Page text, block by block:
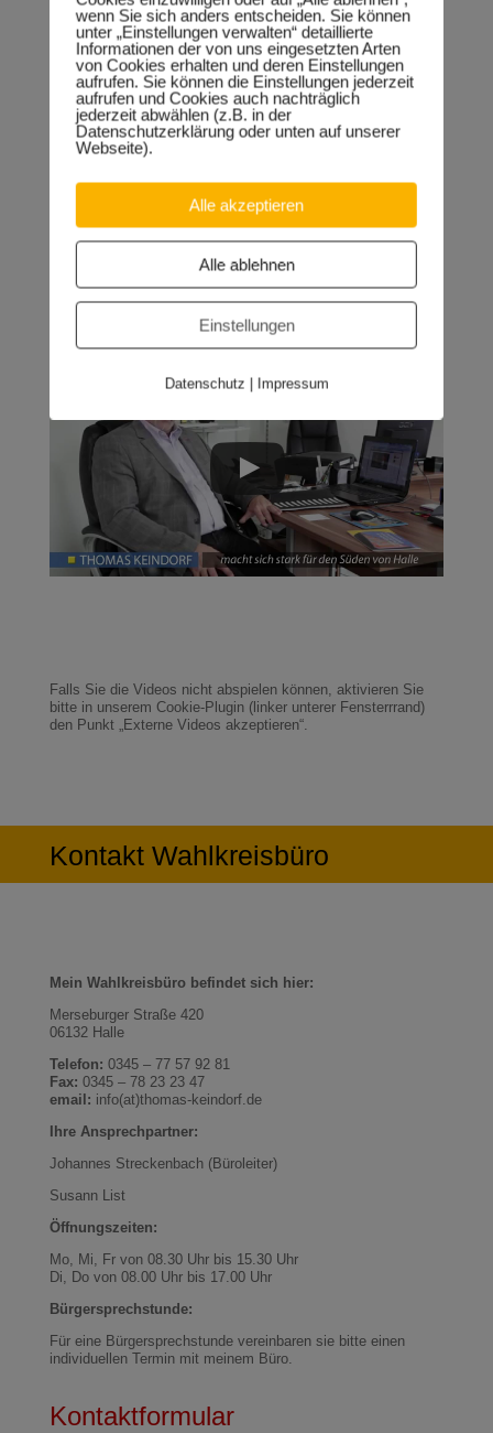
Einblick in meine politische Arbeit
im Jahr 2014
Falls Sie die Videos nicht abspielen können, aktivieren Sie
bitte in unserem Cookie-Plugin (linker unterer Fensterrrand)
den Punkt „Externe Videos akzeptieren“.
Kontakt Wahlkreisbüro
Mein Wahlkreisbüro befindet sich hier:
Merseburger Straße 420
06132 Halle
Telefon: 0345 – 77 57 92 81
Fax: 0345 – 78 23 23 47
email: info(at)thomas-keindorf.de
Ihre Ansprechpartner:
Johannes Streckenbach (Büroleiter)
Susann List
Öffnungszeiten:
Mo, Mi, Fr von 08.30 Uhr bis 15.30 Uhr
Di, Do von 08.00 Uhr bis 17.00 Uhr
Bürgersprechstunde:
Für eine Bürgersprechstunde vereinbaren sie bitte einen
individuellen Termin mit meinem Büro.
Kontaktformular
wenn Sie sich anders entscheiden. Sie können
unter „Einstellungen verwalten“ detaillierte
Informationen der von uns eingesetzten Arten
von Cookies erhalten und deren Einstellungen
aufrufen. Sie können die Einstellungen jederzeit
aufrufen und Cookies auch nachträglich
jederzeit abwählen (z.B. in der
Datenschutzerklärung oder unten auf unserer
Webseite).
Alle akzeptieren
Alle ablehnen
Einstellungen
Datenschutz | Impressum